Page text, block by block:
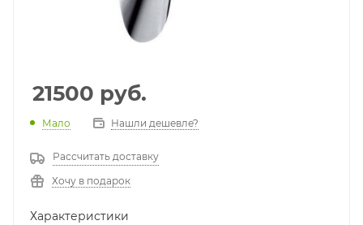
21500 руб.
Мало Нашли дешевле?
Рассчитать доставку
Хочу в подарок
Характеристики